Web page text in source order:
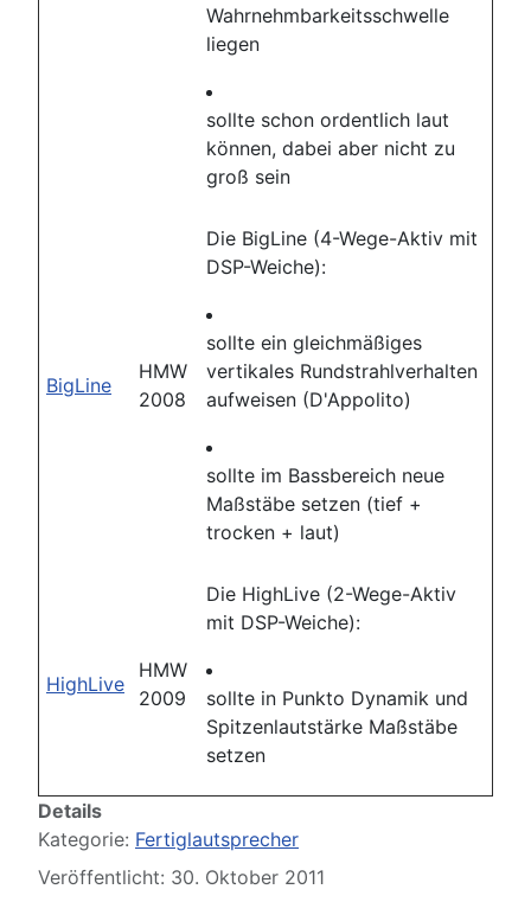
Wahrnehmbarkeitsschwelle
liegen
sollte schon ordentlich laut
können, dabei aber nicht zu
groß sein
BigLine
HMW
2008
Die BigLine (4-Wege-Aktiv mit
DSP-Weiche):
sollte ein gleichmäßiges
vertikales Rundstrahlverhalten
aufweisen (D'Appolito)
sollte im Bassbereich neue
Maßstäbe setzen (tief +
trocken + laut)
HighLive
HMW
2009
Die HighLive (2-Wege-Aktiv
mit DSP-Weiche):
sollte in Punkto Dynamik und
Spitzenlautstärke Maßstäbe
setzen
Details
Kategorie: Fertiglautsprecher
Veröffentlicht: 30. Oktober 2011